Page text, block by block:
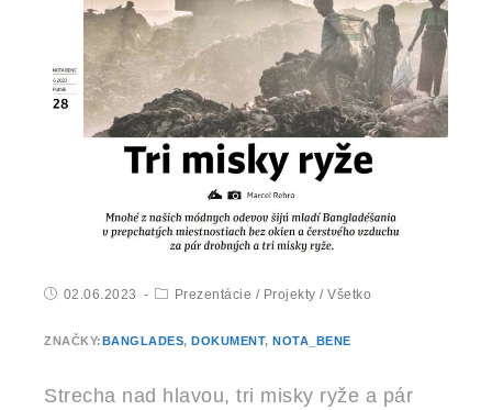
02.06.2023 Prezentácie / Projekty / Všetko
ZNAČKY:BANGLADES, DOKUMENT, NOTA_BENE
Strecha nad hlavou, tri misky ryže a pár